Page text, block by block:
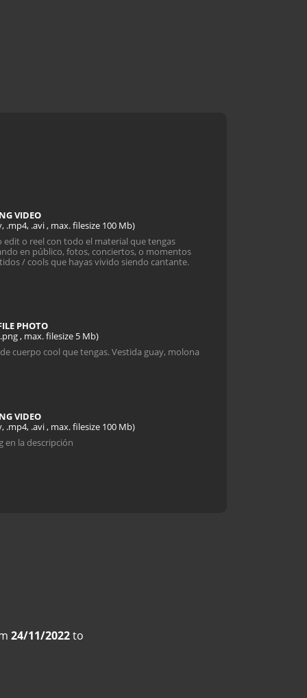
VIDEO
.mp4, .avi , max. filesize 100 Mb)
edit o reel con todo el material que tengas
en público, fotos, conciertos, o momentos
/ cools que hayas vivido siendo cantante.
PHOTO
, max. filesize 5 Mb)
cuerpo cool que tengas. Vestida guay, molona
VIDEO
.mp4, .avi , max. filesize 100 Mb)
en la descripción
24/11/2022to